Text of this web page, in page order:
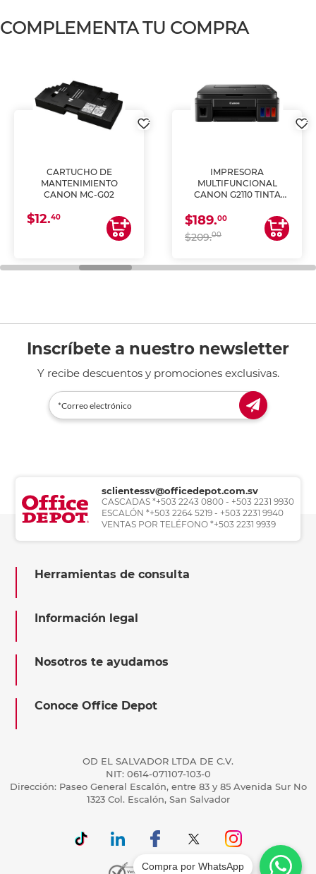
COMPLEMENTA TU COMPRA
CARTUCHO DE
MANTENIMIENTO
CANON MC-G02
$12.40
IMPRESORA
MULTIFUNCIONAL
CANON G2110 TINTA
$189.00
$209.00
Inscríbete a nuestro newsletter
Y recibe descuentos y promociones exclusivas.
sclientessv@officedepot.com.sv
CASCADAS *+503 2243 0800 - +503 2231 9930
ESCALÓN *+503 2264 5219 - +503 2231 9940
VENTAS POR TELÉFONO *+503 2231 9939
Herramientas de consulta
Información legal
Nosotros te ayudamos
Conoce Office Depot
OD EL SALVADOR LTDA DE C.V.
NIT: 0614-071107-103-0
Dirección: Paseo General Escalón, entre 83 y 85 Avenida Sur No
1323 Col. Escalón, San Salvador
Compra por WhatsApp